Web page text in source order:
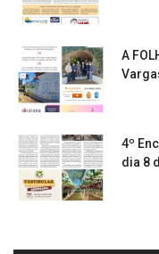
A
4º
dia 8